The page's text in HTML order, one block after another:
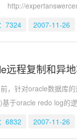
7324
2007-11-26
远程复制和异
针对oracle数据库的
基于oracle redo log
6832
2007-11-26